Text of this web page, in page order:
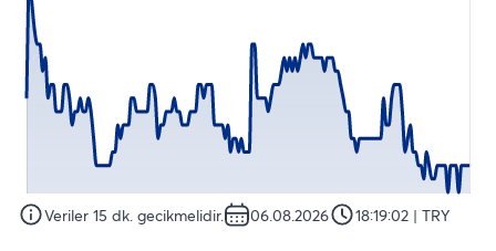
Veriler 15 dk. gecikmelidir. 06.08.2026 18:19:02 | TRY